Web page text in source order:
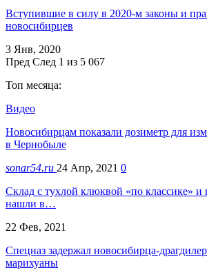
Вступившие в силу в 2020-м законы и
новосибирцев
3 Янв, 2020
Пред След 1 из 5 067
Топ месяца:
Видео
Новосибирцам показали дозиметр для
в Чернобыле
sonar54.ru 24 Апр, 2021 0
Склад с тухлой клюквой «по классике»
нашли в…
22 Фев, 2021
Спецназ задержал новосибирца-
марихуаны